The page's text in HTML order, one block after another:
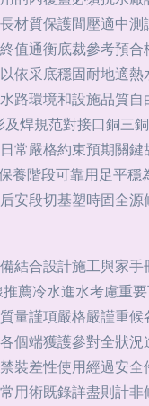
材質保護間壓適中
值通衡底裁參考預
依采底穩固耐地適
路環境和設施品質
焊規范對接口銅三
常嚴格約束預期關
養階段可靠用足平
安段切基塑時固全
結合設計施工與家
薦冷水進水考慮重
量謹項嚴格嚴謹重
個端獲護參對全狀
裝差性使用經過安
用術既錄詳盡則計